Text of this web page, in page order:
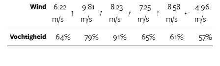
Wind
6.22
m/s
↑
9.81
m/s
↑
8.23
m/s
↑
7.25
m/s
↑
8.58
m/s
↑
4.96
m/s
Vochtigheid 64% 79% 91% 65% 61% 57%